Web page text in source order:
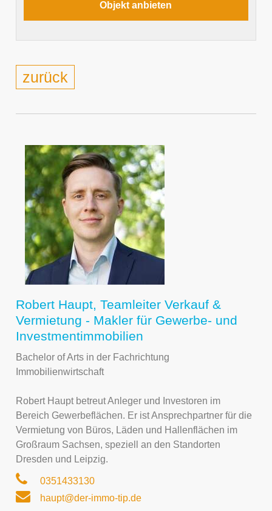
zurück
Robert Haupt, Teamleiter Verkauf &
Vermietung - Makler für Gewerbe- und
Investmentimmobilien
Bachelor of Arts in der Fachrichtung
Immobilienwirtschaft
Robert Haupt betreut Anleger und Investoren im
Bereich Gewerbeflächen. Er ist Ansprechpartner für die
Vermietung von Büros, Läden und Hallenflächen im
Großraum Sachsen, speziell an den Standorten
Dresden und Leipzig.
0351433130
haupt@der-immo-tip.de